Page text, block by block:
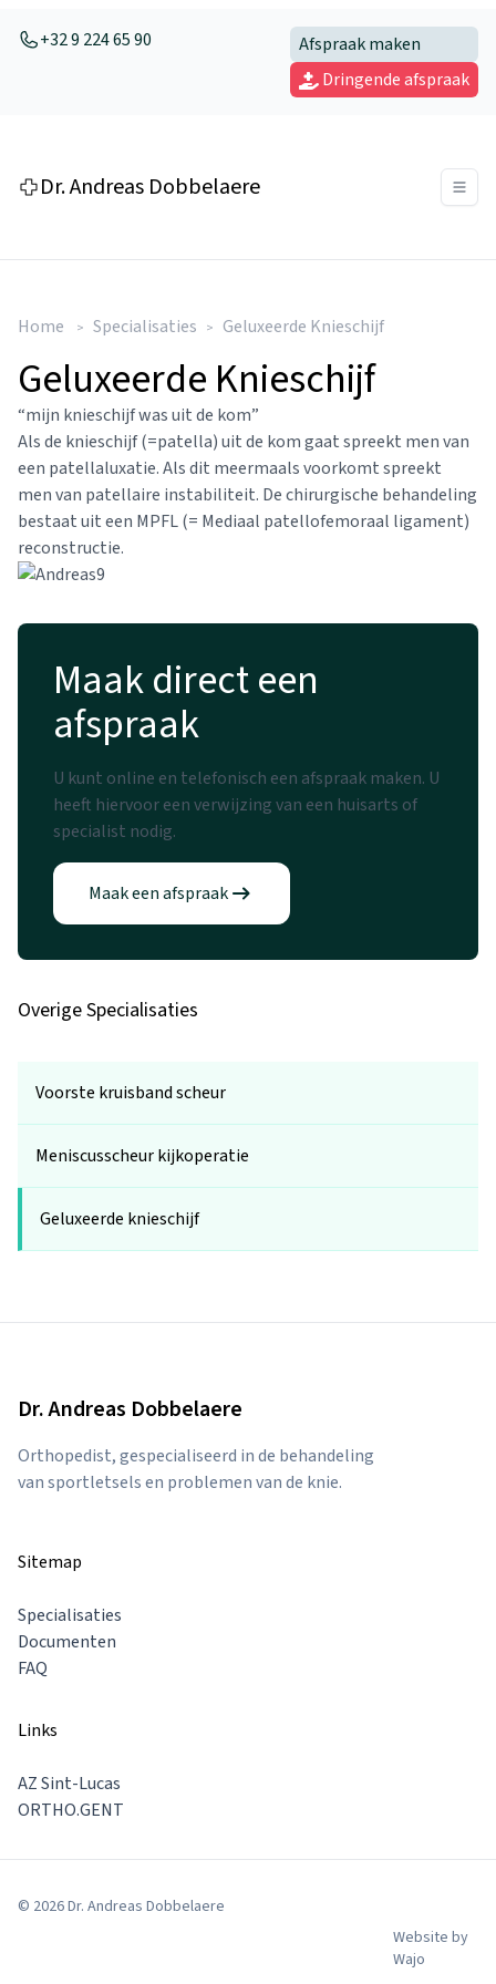
+32 9 224 65 90
Afspraak maken
Dringende afspraak
Dr. Andreas Dobbelaere
Home > Specialisaties > Geluxeerde Knieschijf
Geluxeerde Knieschijf
“mijn knieschijf was uit de kom”
Als de knieschijf (=patella) uit de kom gaat spreekt men van
een patellaluxatie. Als dit meermaals voorkomt spreekt
men van patellaire instabiliteit. De chirurgische behandeling
bestaat uit een MPFL (= Mediaal patellofemoraal ligament)
reconstructie.
Maak direct een
afspraak
U kunt online en telefonisch een afspraak maken. U
heeft hiervoor een verwijzing van een huisarts of
specialist nodig.
Maak een afspraak
Overige Specialisaties
voorste kruisband scheur
meniscusscheur kijkoperatie
geluxeerde knieschijf
Dr. Andreas Dobbelaere
Orthopedist, gespecialiseerd in de behandeling
van sportletsels en problemen van de knie.
Sitemap
Specialisaties
Documenten
FAQ
Links
AZ Sint-Lucas
ORTHO.GENT
© 2026 Dr. Andreas Dobbelaere
Website by
Wajo